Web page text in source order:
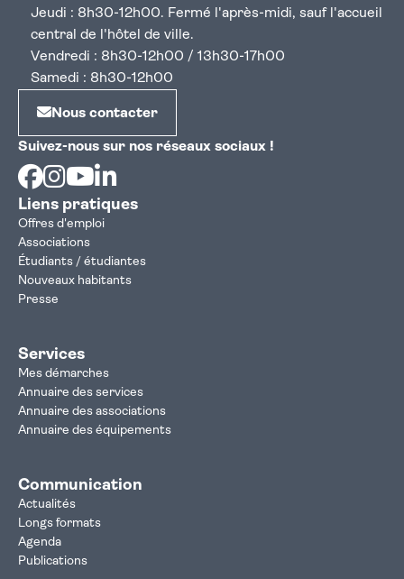
Jeudi : 8h30-12h00. Fermé l'après-midi, sauf l'accueil
central de l'hôtel de ville.
Vendredi : 8h30-12h00 / 13h30-17h00
Samedi : 8h30-12h00
Nous contacter
Suivez-nous sur nos réseaux sociaux !
Facebook
Instagram
Youtube
Liens pratiques
Offres d'emploi
Associations
Étudiants / étudiantes
Nouveaux habitants
Presse
Services
Mes démarches
Annuaire des services
Annuaire des associations
Annuaire des équipements
Communication
Actualités
Longs formats
Agenda
Publications